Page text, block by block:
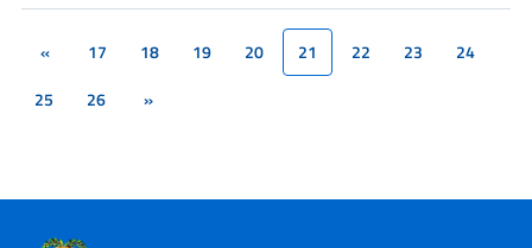
« 17 18 19 20 21(current)
22 23
24
25
26 »